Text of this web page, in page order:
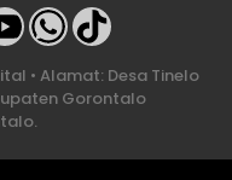
• Alamat: Desa Tinelo
Gorontalo